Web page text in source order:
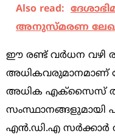
Also read:
അനുസ്മരണ
ഈ രണ്ട്‌ ‌വര്‍ധന വഴി
അധികവരുമാനമാണ്‌
അധിക എക്‌സൈസ്‌
സംസ്ഥാനങ്ങളുമായി
എന്‍.ഡി.എ സര്‍ക്കാര്‍